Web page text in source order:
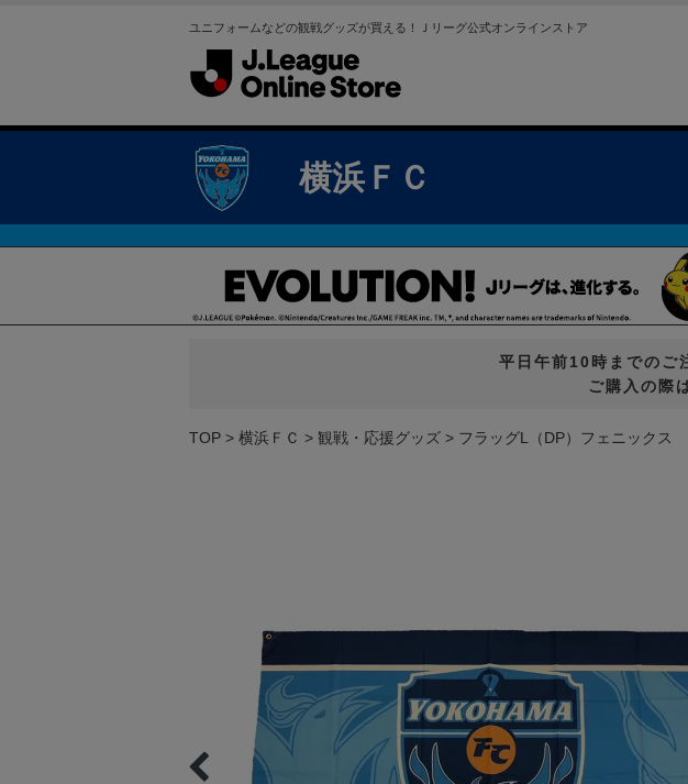
ユニフォームなどの観戦グッズが買える！Ｊリーグ公式オンラインストア
横浜ＦＣ
平日午前10時までのご
ご購入の際
TOP 横浜ＦＣ 観戦・応援グッズ フラッグL（DP）フェニックス